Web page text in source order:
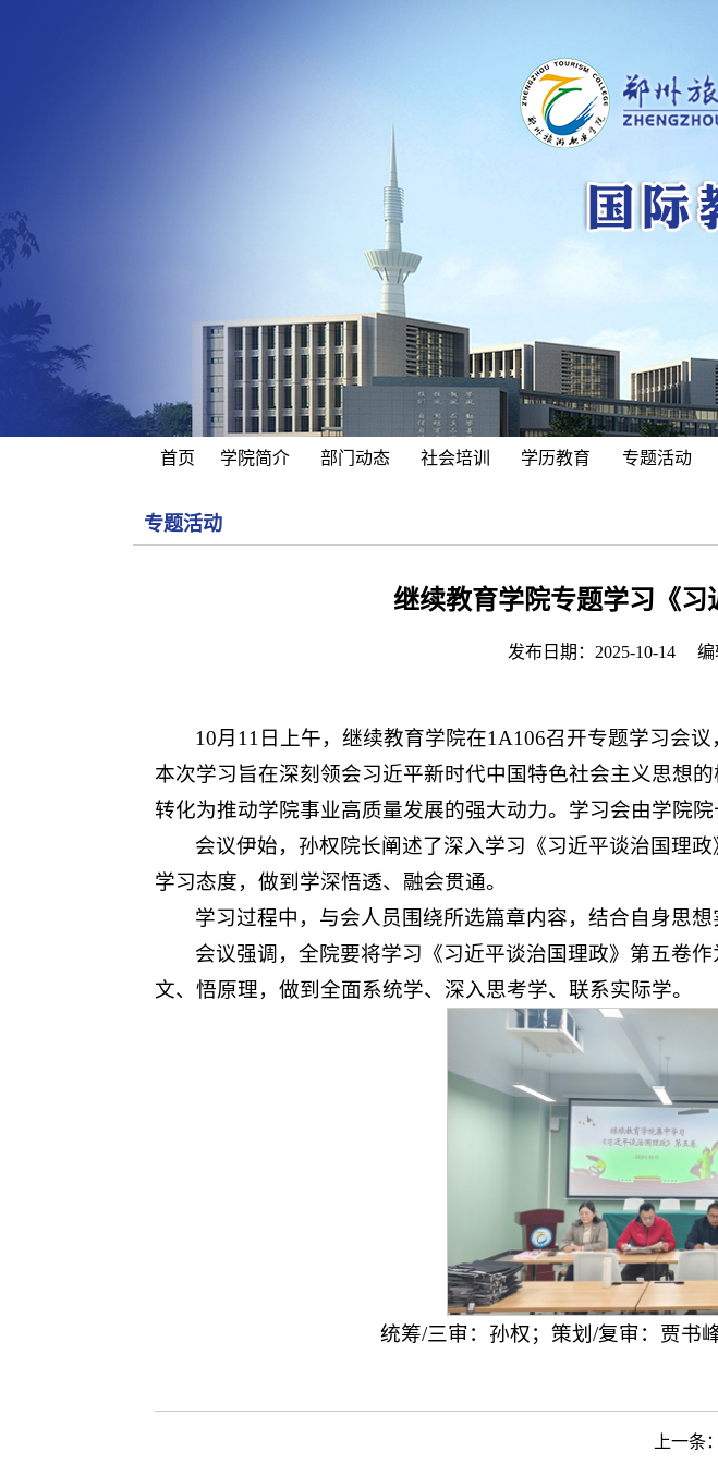
首页 学院简介 部门动态 社会培训 学历教育 专题活动
专题活动
继续教育学院专题学习《
发布日期：2025-10-14
10月11日上午，继续教育学院在1A106召开专题学习会
本次学习旨在深刻领会习近平新时代中国特色社会主义思想
转化为推动学院事业高质量发展的强大动力。学习会由学院
会议伊始，孙权院长阐述了深入学习《习近平谈治国理
学习态度，做到学深悟透、融会贯通。
学习过程中，与会人员围绕所选篇章内容，结合自身思
会议强调，全院要将学习《习近平谈治国理政》第五卷
文、悟原理，做到全面系统学、深入思考学、联系实际学。
统筹/三审：孙权；策划/复审：贾书峰；
上一条：